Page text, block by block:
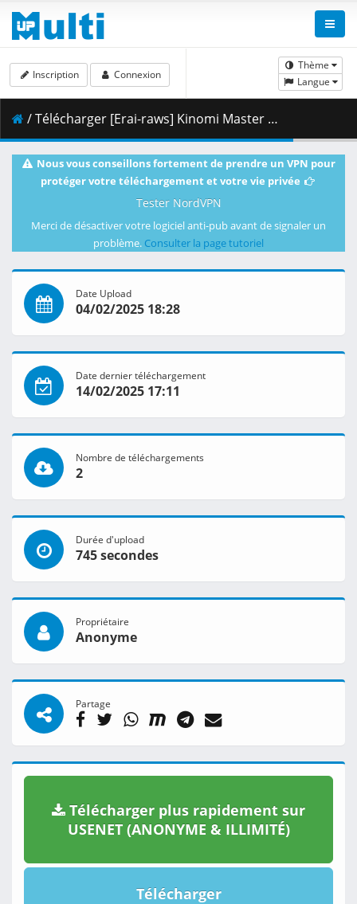
Thème
Langue
Inscription Connexion
/ Télécharger [Erai-raws] Kinomi Master - 06 [720p CR WEB-DL AVC AAC][MultiSub][3A1F26FB].mkv.002 ( 350.47 MB )
Nous vous conseillons fortement de prendre un VPN pour
protéger votre téléchargement et votre vie privée
Tester NordVPN
Merci de désactiver votre logiciel anti-pub avant de signaler un
problème. Consulter la page tutoriel
Date Upload
04/02/2025 18:28
Date dernier téléchargement
14/02/2025 17:11
Nombre de téléchargements
2
Durée d'upload
745 secondes
Propriétaire
Anonyme
Partage
Télécharger plus rapidement sur
USENET (ANONYME & ILLIMITÉ)
Télécharger